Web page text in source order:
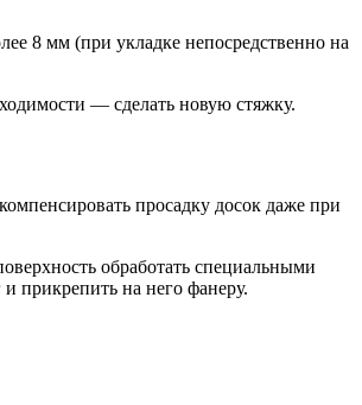
8 мм (при укладке непосредственно на
— сделать новую стяжку.
просадку досок даже при
обработать специальными
и прикрепить на него фанеру.